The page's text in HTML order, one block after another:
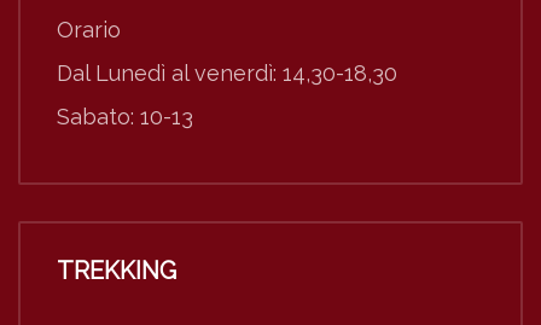
Orario
Dal Lunedì al venerdì: 14,30-18,30
Sabato: 10-13
TREKKING